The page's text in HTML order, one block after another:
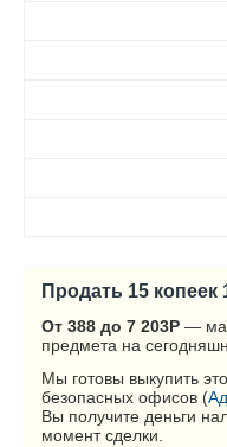
Продать 15
От 388 до 7 203Р —
предмета на
Мы готовы выкупить
безопасных офисов (
Вы получите деньги
момент сделки.